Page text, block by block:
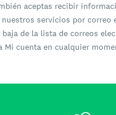
aceptas recibir
nuestros servicios por correo
baja de la lista de correos
Mi cuenta en cualquier